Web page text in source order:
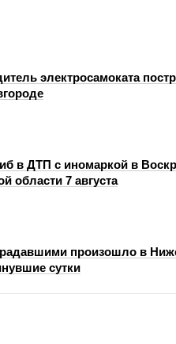
электросамоката
в ДТП с иномаркой в
области 7 августа
произошло в
сутки